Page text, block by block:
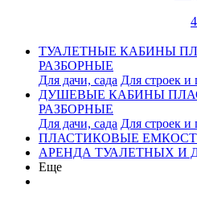
ТУАЛЕТНЫЕ КАБИНЫ
РАЗБОРНЫЕ
Для дачи, сада Для строек и
ДУШЕВЫЕ КАБИНЫ
РАЗБОРНЫЕ
Для дачи, сада Для строек и
ПЛАСТИКОВЫЕ
АРЕНДА ТУАЛЕТНЫХ И
Еще